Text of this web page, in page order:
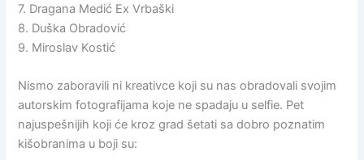
7. Dragana Medić Ex Vrbaški
8. Duška Obradović
9. Miroslav Kostić
Nismo zaboravili ni kreativce koji su nas obradovali svojim
autorskim fotografijama koje ne spadaju u selfie. Pet
najuspešnijih koji će kroz grad šetati sa dobro poznatim
kišobranima u boji su: